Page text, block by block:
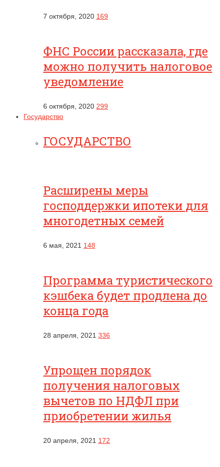
7 октября, 2020 169
ФНС России рассказала, где
можно получить налоговое
уведомление
6 октября, 2020 299
Государство
ГОСУДАРСТВО
Расширены меры
господдержки ипотеки для
многодетных семей
6 мая, 2021 148
Программа туристического
кэшбека будет продлена до
конца года
28 апреля, 2021 336
Упрощен порядок
получения налоговых
вычетов по НДФЛ при
приобретении жилья
20 апреля, 2021 172